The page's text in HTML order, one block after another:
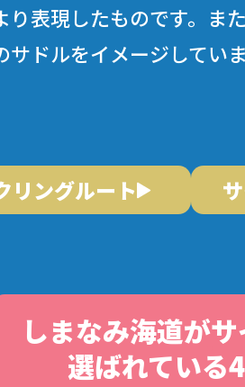
表現したものです。ま
ドルをイメージしていま
リングルート
しまなみ海道が
選ばれている